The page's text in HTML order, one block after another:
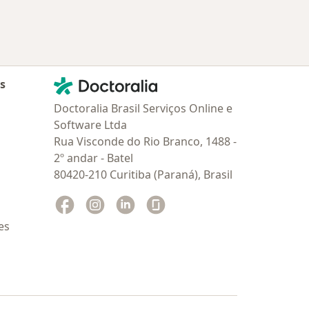
Contato
Doctoralia - Homepage
Doctoralia Brasil Serviços Online e
Software Ltda
Rua Visconde do Rio Branco, 1488 -
2º andar - Batel
80420-210 Curitiba (Paraná), Brasil
Facebook
abre num novo separador
Instagram
abre num novo separador
Linkedin
abre num novo separador